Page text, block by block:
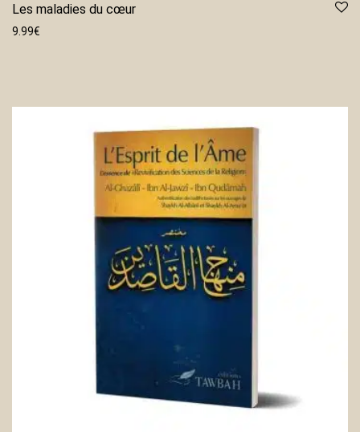
Les maladies du cœur
9.99€